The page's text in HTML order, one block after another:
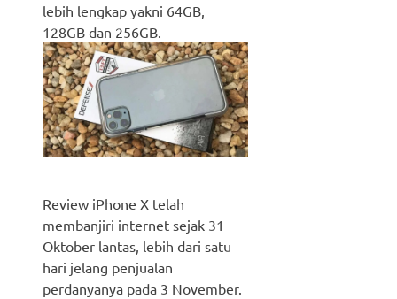
lebih lengkap yakni 64GB,
128GB dan 256GB.
Review iPhone X telah
membanjiri internet sejak 31
Oktober lantas, lebih dari satu
hari jelang penjualan
perdanyanya pada 3 November.